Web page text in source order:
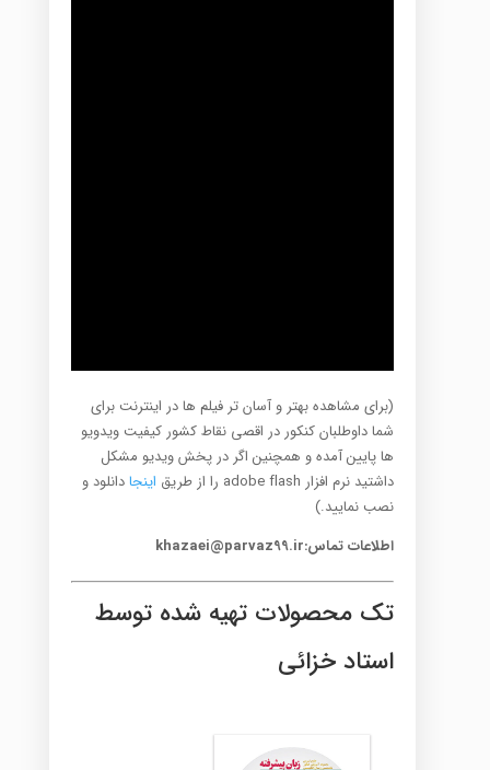
(برای مشاهده بهتر و آسان تر فیلم ها در اینترنت برای
شما داوطلبان کنکور در اقصی نقاط کشور کیفیت ویدویو
ها پایین آمده و همچنین اگر در پخش ویدیو مشکل
داشتید نرم افزار adobe flash را از طریق
اینجادانلود و
نصب نمایید.)
اطلاعات تماس:khazaei@parvaz99.ir
تک محصولات تهیه شده توسط
استاد خزائی